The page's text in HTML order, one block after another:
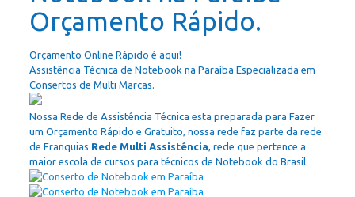
Orçamento Rápido.
Orçamento Online Rápido é aqui!
Assistência Técnica de Notebook na Paraíba Especializada em
Consertos de Multi Marcas.
Nossa Rede de Assistência Técnica esta preparada para Fazer
um Orçamento Rápido e Gratuito, nossa rede faz parte da rede
de Franquias Rede Multi Assistência, rede que pertence a
maior escola de cursos para técnicos de Notebook do Brasil.